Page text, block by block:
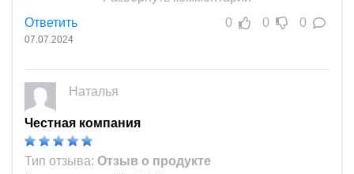
Ответить
0 0 0
07.07.2024
Наталья
Честная компания
Тип отзыва: Отзыв о продукте